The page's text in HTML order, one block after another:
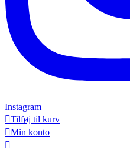
Instagram
Tilføj til kurv
Min konto
